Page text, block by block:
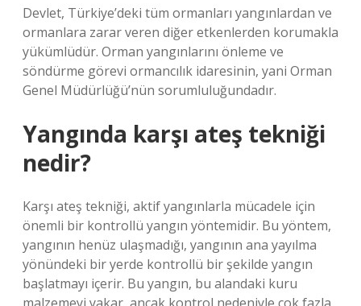
Devlet, Türkiye’deki tüm ormanları yangınlardan ve
ormanlara zarar veren diğer etkenlerden korumakla
yükümlüdür. Orman yangınlarını önleme ve
söndürme görevi ormancılık idaresinin, yani Orman
Genel Müdürlüğü’nün sorumluluğundadır.
Yangında karşı ateş tekniği
nedir?
Karşı ateş tekniği, aktif yangınlarla mücadele için
önemli bir kontrollü yangın yöntemidir. Bu yöntem,
yangının henüz ulaşmadığı, yangının ana yayılma
yönündeki bir yerde kontrollü bir şekilde yangın
başlatmayı içerir. Bu yangın, bu alandaki kuru